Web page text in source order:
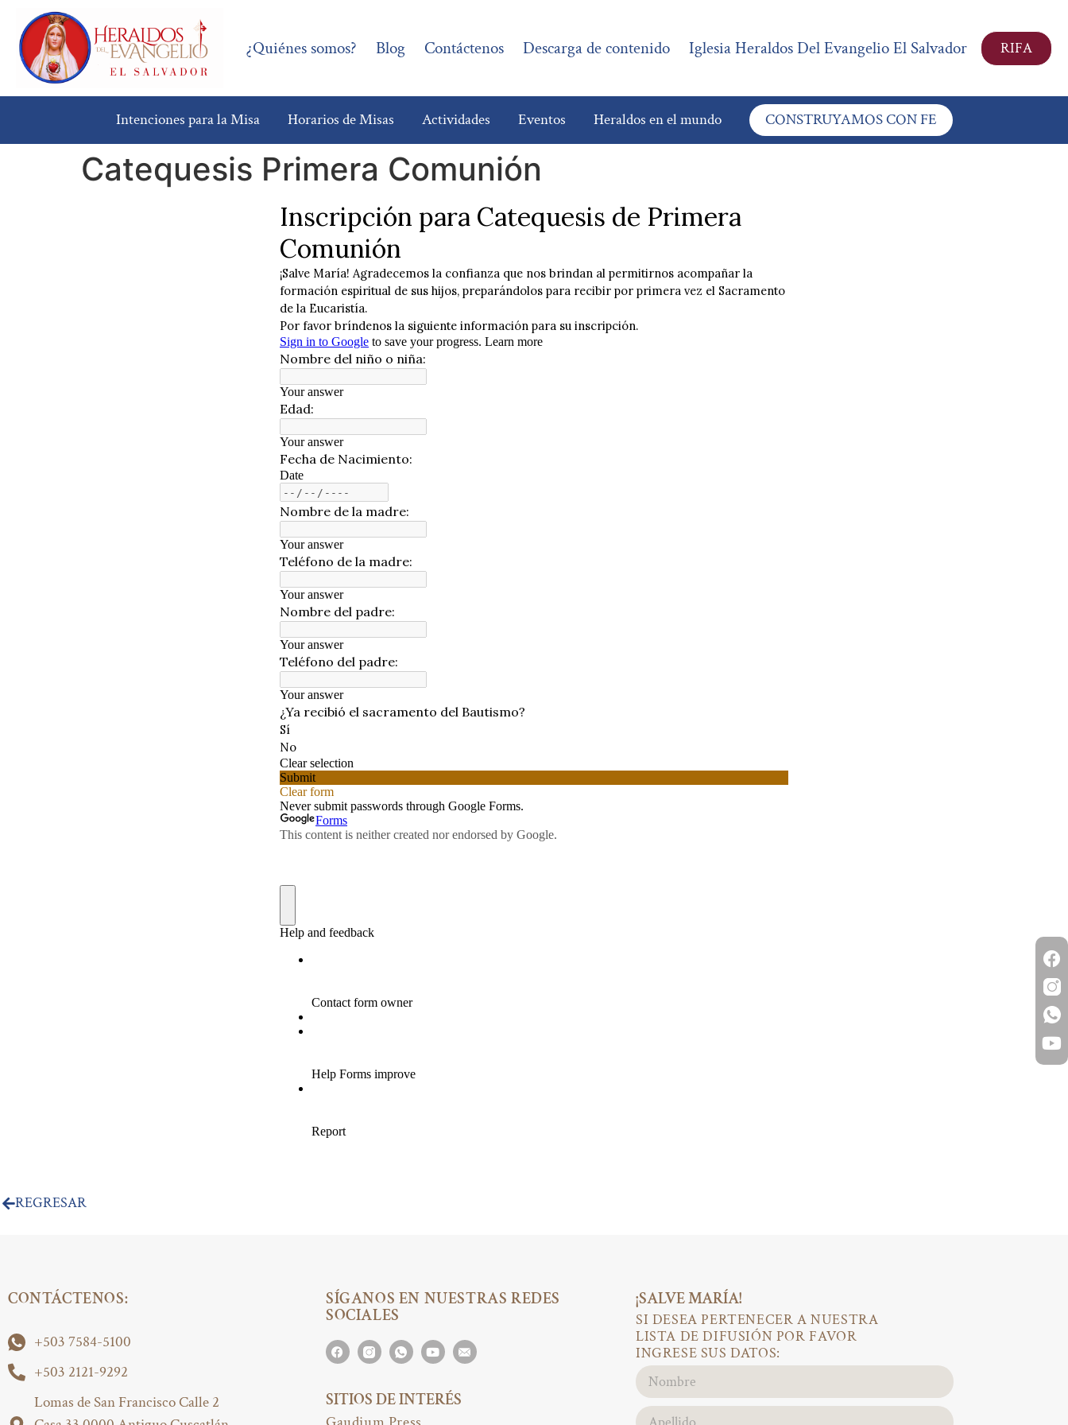
¿Quiénes somos? Blog Contáctenos Descarga de contenido Iglesia Heraldos Del Evangelio El Salvador RIFA
Intenciones para la Misa Horarios de Misas Actividades Eventos Heraldos en el mundo CONSTRUYAMOS CON FE
Catequesis Primera Comunión
REGRESAR
CONTÁCTENOS:
+503 7584-5100
+503 2121-9292
Lomas de San Francisco Calle 2
SÍGANOS EN NUESTRAS REDES
SOCIALES
SITIOS DE INTERÉS
¡SALVE MARÍA!
SI DESEA PERTENECER A NUESTRA
LISTA DE DIFUSIÓN POR FAVOR
INGRESE SUS DATOS: